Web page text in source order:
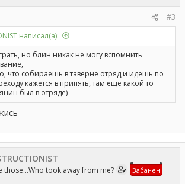
#3
написал(а):
но блин никак не могу вспомнить
что собираешь в таверне отряд,и идешь по
кажется в припять, там еще какой то
был в отряде)
those...Who took away from me? Забанен